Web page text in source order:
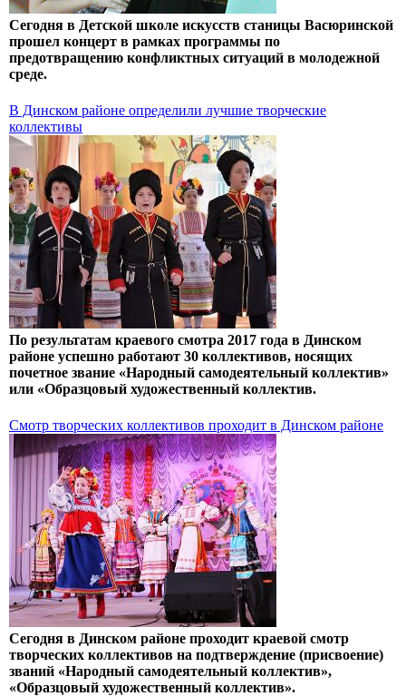
Сегодня в Детской школе искусств станицы Васюринской
прошел концерт в рамках программы по
предотвращению конфликтных ситуаций в молодежной
среде.
В Динском районе определили лучшие творческие
коллективы
По результатам краевого смотра 2017 года в Динском
районе успешно работают 30 коллективов, носящих
почетное звание «Народный самодеятельный коллектив»
или «Образцовый художественный коллектив.
Смотр творческих коллективов проходит в Динском районе
Сегодня в Динском районе проходит краевой смотр
творческих коллективов на подтверждение (присвоение)
званий «Народный самодеятельный коллектив»,
«Образцовый художественный коллектив».